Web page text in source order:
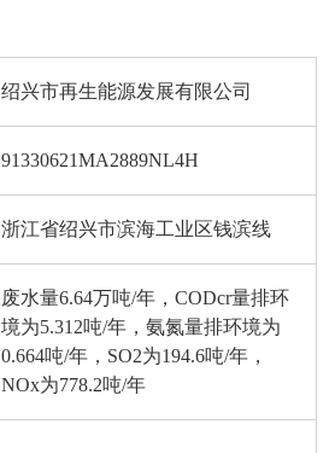
绍兴市再生能源发展有限公司
91330621MA2889NL4H
浙江省绍兴市滨海工业区钱滨线
废水量6.64万吨/年，CODcr量排环
境为5.312吨/年，氨氮量排环境为
0.664吨/年，SO2为194.6吨/年，
NOx为778.2吨/年